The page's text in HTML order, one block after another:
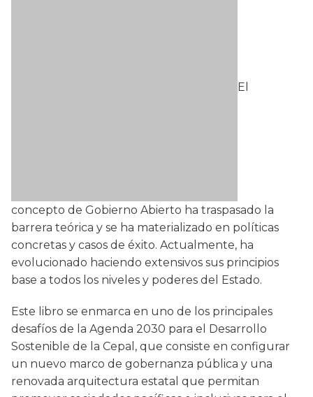
El
concepto de Gobierno Abierto ha traspasado la
barrera teórica y se ha materializado en políticas
concretas y casos de éxito. Actualmente, ha
evolucionado haciendo extensivos sus principios
base a todos los niveles y poderes del Estado.
Este libro se enmarca en uno de los principales
desafíos de la Agenda 2030 para el Desarrollo
Sostenible de la Cepal, que consiste en configurar
un nuevo marco de gobernanza pública y una
renovada arquitectura estatal que permitan